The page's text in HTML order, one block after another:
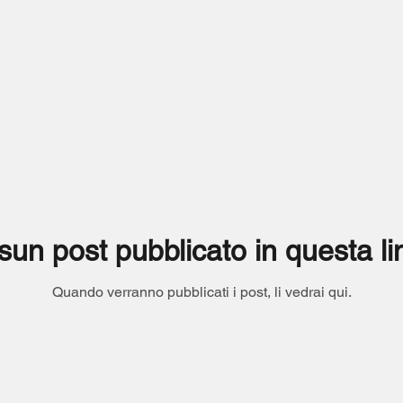
post pubblicato in questa
Quando verranno pubblicati i post, li vedrai qui.